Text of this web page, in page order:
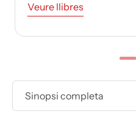
Veure llibres
Sinopsi completa